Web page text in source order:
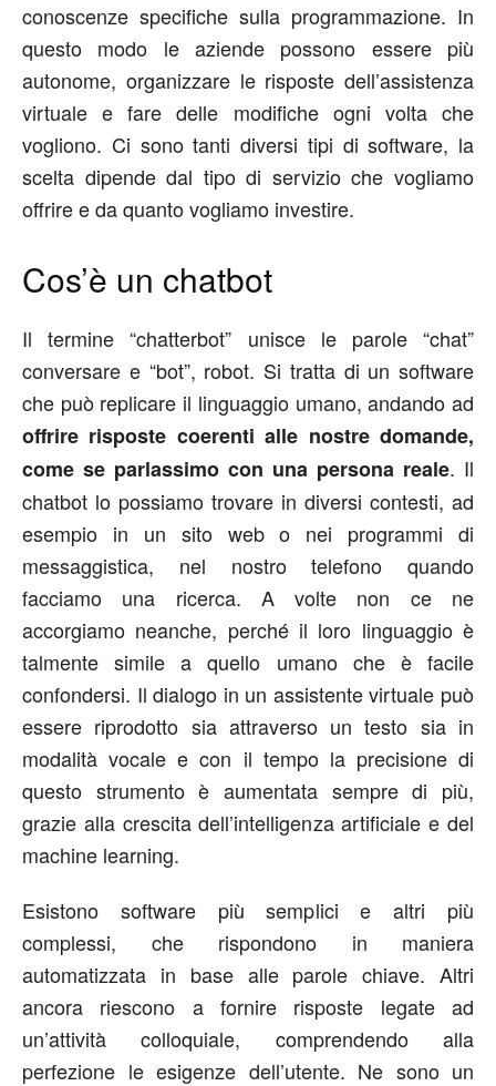
conoscenze specifiche sulla programmazione. In
questo modo le aziende possono essere più
autonome, organizzare le risposte dell’assistenza
virtuale e fare delle modifiche ogni volta che
vogliono. Ci sono tanti diversi tipi di software, la
scelta dipende dal tipo di servizio che vogliamo
offrire e da quanto vogliamo investire.
Cos’è un chatbot
Il termine “chatterbot” unisce le parole “chat”
conversare e “bot”, robot. Si tratta di un software
che può replicare il linguaggio umano, andando ad
offrire risposte coerenti alle nostre domande,
come se parlassimo con una persona reale. Il
chatbot lo possiamo trovare in diversi contesti, ad
esempio in un sito web o nei programmi di
messaggistica, nel nostro telefono quando
facciamo una ricerca. A volte non ce ne
accorgiamo neanche, perché il loro linguaggio è
talmente simile a quello umano che è facile
confondersi. Il dialogo in un assistente virtuale può
essere riprodotto sia attraverso un testo sia in
modalità vocale e con il tempo la precisione di
questo strumento è aumentata sempre di più,
grazie alla crescita dell’intelligenza artificiale e del
machine learning.
Esistono software più semplici e altri più
complessi, che rispondono in maniera
automatizzata in base alle parole chiave. Altri
ancora riescono a fornire risposte legate ad
un’attività colloquiale, comprendendo alla
perfezione le esigenze dell’utente. Ne sono un